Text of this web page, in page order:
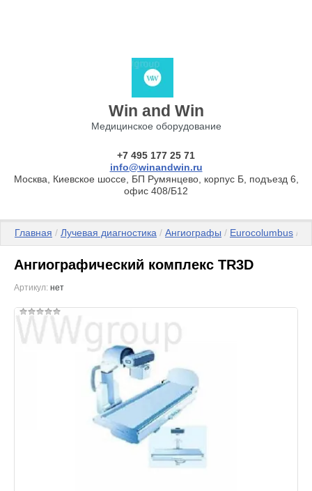
Win and Win
Медицинское оборудование
+7 495 177 25 71
info@winandwin.ru
Москва, Киевское шоссе, БП Румянцево, корпус Б, подъезд 6,
офис 408/Б12
Главная / Лучевая диагностика / Ангиографы / Eurocolumbus /
Ангиографический комплекс TR3D
Артикул: нет